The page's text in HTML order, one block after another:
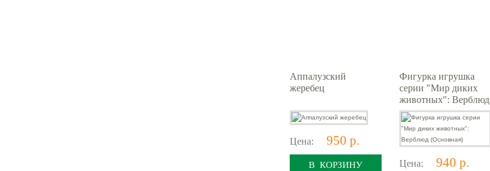
Аппалузский
жеребец
Цена: 950 р.
В КОРЗИНУ
Фигурка игрушка
серии "Мир диких
животных": Верблюд
(Основная)
Цена: 940 р.